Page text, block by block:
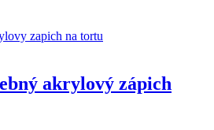
akrylový zápich